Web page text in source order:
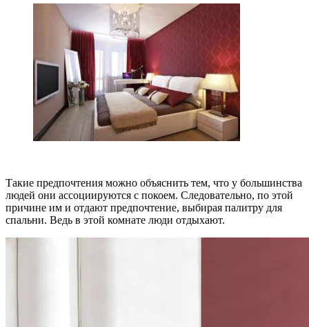
Такие предпочтения можно объяснить тем, что у большинства
людей они ассоциируются с покоем. Следовательно, по этой
причине им и отдают предпочтение, выбирая палитру для
спальни. Ведь в этой комнате люди отдыхают.